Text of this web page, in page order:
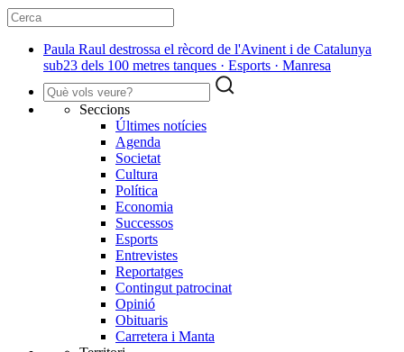
Paula Raul destrossa el rècord de l'Avinent i de Catalunya
sub23 dels 100 metres tanques · Esports · Manresa
Seccions
Últimes notícies
Agenda
Societat
Cultura
Política
Economia
Successos
Esports
Entrevistes
Reportatges
Contingut patrocinat
Opinió
Obituaris
Carretera i Manta